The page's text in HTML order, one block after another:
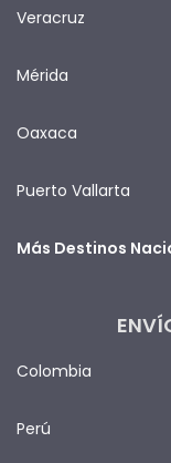
Veracruz
Mérida
Oaxaca
Puerto Vallarta
Más Destinos
Colombia
Perú